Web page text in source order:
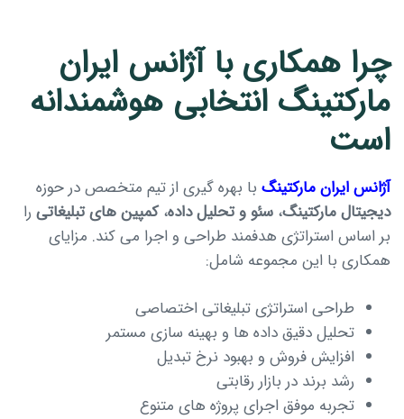
چرا همکاری با آژانس ایران
مارکتینگ انتخابی هوشمندانه
است
آژانس ایران مارکتینگ با بهره گیری از تیم متخصص در حوزه
دیجیتال مارکتینگ، سئو و تحلیل داده،کمپین های تبلیغاتی را
بر اساس استراتژی هدفمند طراحی و اجرا می کند. مزایای
همکاری با این مجموعه شامل:
طراحی استراتژی تبلیغاتی اختصاصی
تحلیل دقیق داده ها و بهینه سازی مستمر
افزایش فروش و بهبود نرخ تبدیل
رشد برند در بازار رقابتی
تجربه موفق اجرای پروژه های متنوع